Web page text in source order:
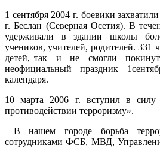
1 сентября 2004 г. боевики
г. Беслан (Северная Осетия). В
удерживали в здании школы
учеников, учителей, родителей. 331
детей, так и не смогли
неофициальный праздник
календаря.
10 марта 2006 г. вступил в силу
противодействии терроризму».
В нашем городе борьба
сотрудниками ФСБ, МВД,